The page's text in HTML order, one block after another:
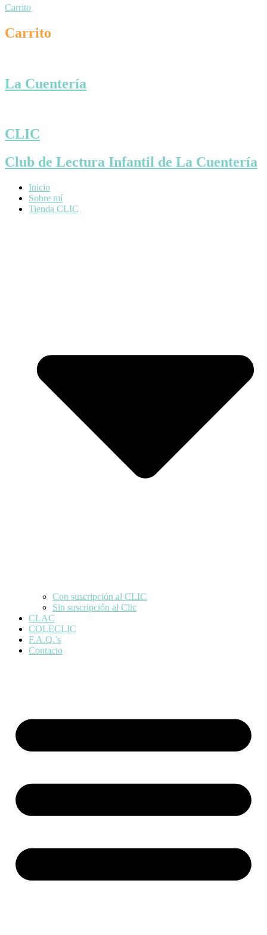
Carrito
Carrito
La Cuentería
CLIC
Club de Lectura Infantil de La Cuentería
Inicio
Sobre mí
Tienda CLIC
Con suscripción al CLIC
Sin suscripción al Clic
CLAC
COLECLIC
F.A.Q.’s
Contacto